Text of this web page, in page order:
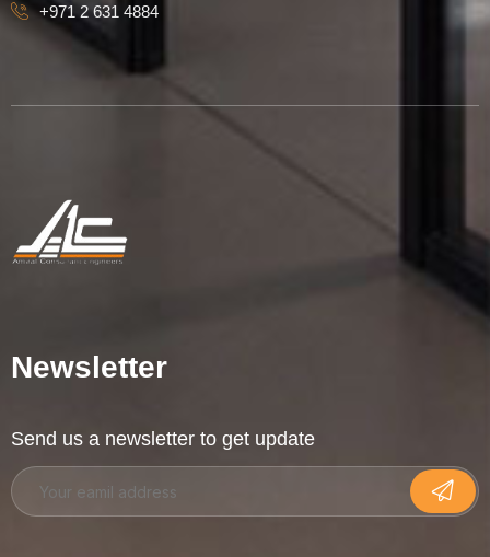
+971 2 631 4884
Newsletter
Send us a newsletter to get update